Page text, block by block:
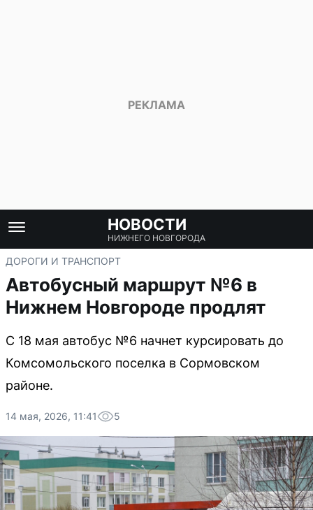
НОВОСТИ
НИЖНЕГО НОВГОРОДА
ДОРОГИ И ТРАНСПОРТ
Автобусный маршрут №6 в
Нижнем Новгороде продлят
С 18 мая автобус №6 начнет курсировать до
Комсомольского поселка в Сормовском
районе.
14 мая, 2026, 11:41 5